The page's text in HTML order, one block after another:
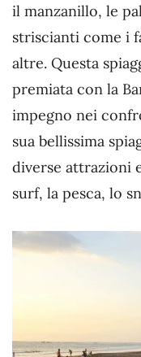
il manzanillo, le
striscianti come i
altre. Questa
premiata con la
impegno nei
sua bellissima
diverse attrazioni
surf, la pesca, lo